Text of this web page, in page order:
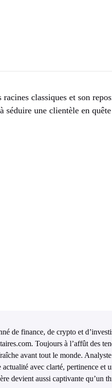
classiques et son
séduire une clientèle en
de finance, de crypto et
Toujours à l’affût des
avant tout le monde.
actualité avec clarté, pertinence et
devient aussi captivante qu’un